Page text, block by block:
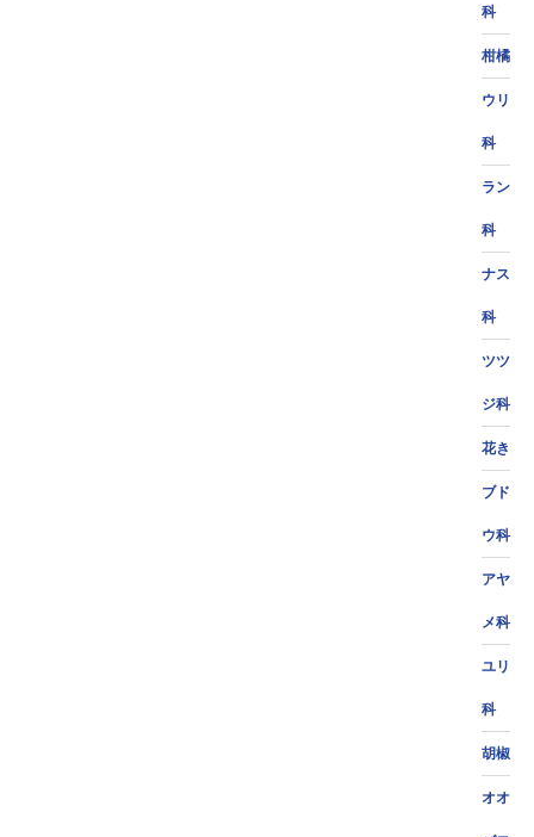
科
柑橘
ウリ
科
ラン
科
ナス
科
ツツ
ジ科
花き
ブド
ウ科
アヤ
メ科
ユリ
科
胡椒
オオ